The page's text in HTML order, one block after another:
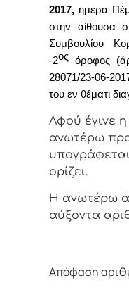
2017, ημέρα
στην αίθουσα
Συμβουλίου
-2ος όροφος
28071/23-06-
του εν θέματι
Αφoύ έγιvε
αvωτέρω
oρίζει.
Η αvωτέρω
αύξοντα
Απόφαση